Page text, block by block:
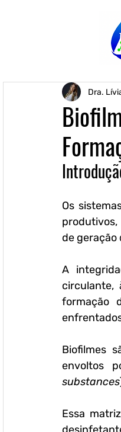
Dra.
Os
de geração
A
circulante,
formação
Biofilmes
envoltos
substances
Essa